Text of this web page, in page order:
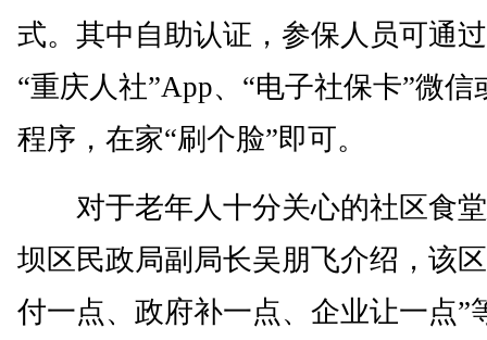
式。其中自助认证，参保人员可通
“重庆人社”App、“电子社保卡”微信
程序，在家“刷个脸”即可。
对于老年人十分关心的社区食堂
坝区民政局副局长吴朋飞介绍，该
付一点、政府补一点、企业让一点”